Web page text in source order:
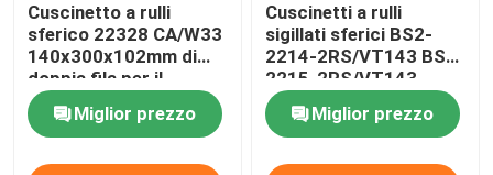
Cuscinetto a rulli
sferico 22328 CA/W33
140x300x102mm di
doppia fila per il
frantoio
Miglior prezzo
Cuscinetti a rulli
sigillati sferici BS2-
2214-2RS/VT143 BS2-
2215-2RS/VT143
Miglior prezzo